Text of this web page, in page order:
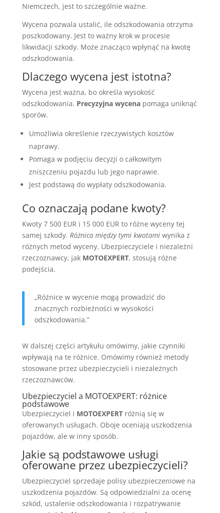
Niemczech, jest to szczególnie ważne.
Wycena pozwala ustalić, ile odszkodowania otrzyma
poszkodowany. Jest to ważny krok w procesie
likwidacji szkody. Może znacząco wpłynąć na kwotę
odszkodowania.
Dlaczego wycena jest istotna?
Wycena jest ważna, bo określa wysokość
odszkodowania. Precyzyjna wycenapomaga uniknąć
sporów.
Umożliwia określenie rzeczywistych kosztów
naprawy.
Pomaga w podjęciu decyzji o całkowitym
zniszczeniu pojazdu lub jego naprawie.
Jest podstawą do wypłaty odszkodowania.
Co oznaczają podane kwoty?
Kwoty 7 500 EUR i 15 000 EUR to różne wyceny tej
samej szkody. Różnica między tymi kwotamiwynika z
różnych metod wyceny. Ubezpieczyciele i niezależni
rzeczoznawcy, jak MOTOEXPERT, stosują różne
podejścia.
„Różnice w wycenie mogą prowadzić do
znacznych rozbieżności w wysokości
odszkodowania.”
W dalszej części artykułu omówimy, jakie czynniki
wpływają na te różnice. Omówimy również metody
stosowane przez ubezpieczycieli i niezależnych
rzeczoznawców.
Ubezpieczyciel a MOTOEXPERT: różnice
podstawowe
Ubezpieczyciel i MOTOEXPERTróżnią się w
oferowanych usługach. Oboje oceniają uszkodzenia
pojazdów, ale w inny sposób.
Jakie są podstawowe usługi
oferowane przez ubezpieczycieli?
Ubezpieczyciel sprzedaje polisy ubezpieczeniowe na
uszkodzenia pojazdów. Są odpowiedzialni za ocenę
szkód, ustalenie odszkodowania i rozpatrywanie